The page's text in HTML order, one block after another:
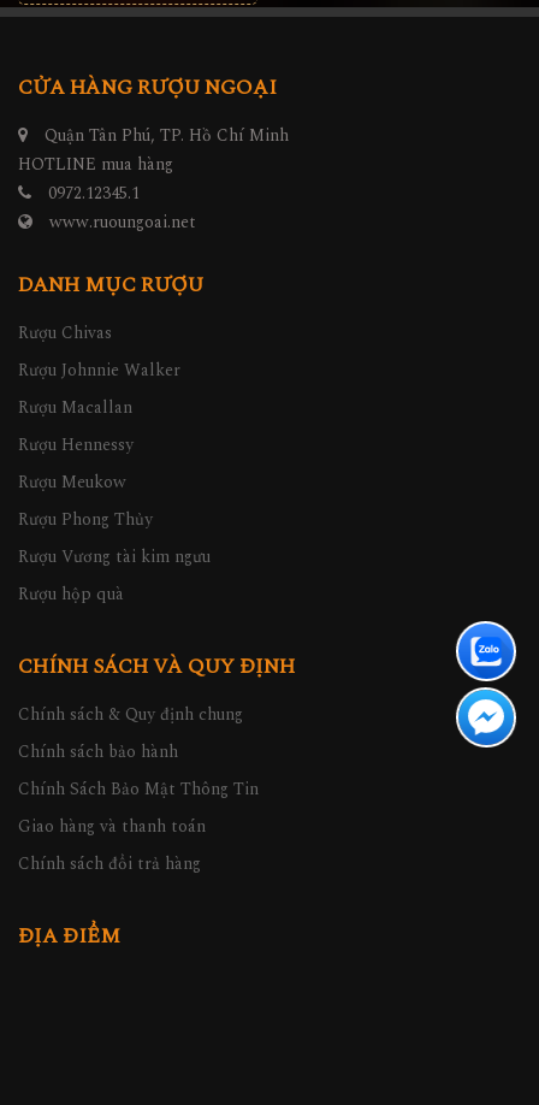
CỬA HÀNG RƯỢU NGOẠI
Quận Tân Phú, TP. Hồ Chí Minh
HOTLINE mua hàng
0972.12345.1
www.ruoungoai.net
DANH MỤC RƯỢU
Rượu Chivas
Rượu Johnnie Walker
Rượu Macallan
Rượu Hennessy
Rượu Meukow
Rượu Phong Thủy
Rượu Vương tài kim ngưu
Rượu hộp quà
CHÍNH SÁCH VÀ QUY ĐỊNH
Chính sách & Quy định chung
Chính sách bảo hành
Chính Sách Bảo Mật Thông Tin
Giao hàng và thanh toán
Chính sách đổi trả hàng
ĐỊA ĐIỂM